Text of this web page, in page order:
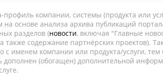
компании, системы (продукта или
на основе анализа архива публикаций
разделов (новости, включая "Главные
также содержание партнёрских проектов).
с именем компании или продукта/услуги,
дополнен (обогащен) дополнительной